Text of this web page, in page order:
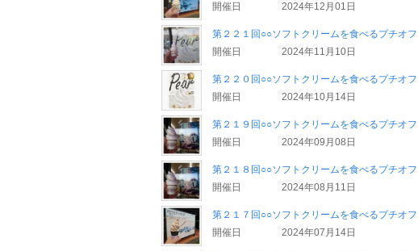
開催日
2024年12月01日
第２２１回○○ソフトクリームを食べるプチオフ
開催日
2024年11月10日
第２２０回○○ソフトクリームを食べるプチオフ
開催日
2024年10月14日
第２１９回○○ソフトクリームを食べるプチオフ
開催日
2024年09月08日
第２１８回○○ソフトクリームを食べるプチオフ
開催日
2024年08月11日
第２１７回○○ソフトクリームを食べるプチオフ
開催日
2024年07月14日